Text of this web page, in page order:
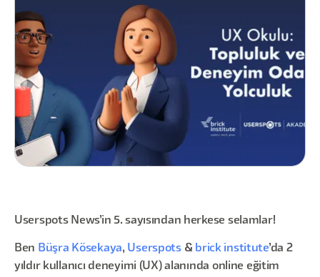
Userspots News’in 5. sayısından herkese selamlar!
Ben Büşra Kösekaya, Userspots& brick institute’da 2
yıldır kullanıcı deneyimi (UX) alanında online eğitim